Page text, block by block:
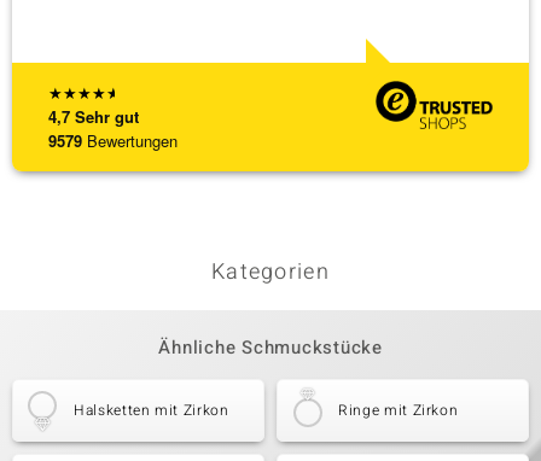
★★★★★
4,7 Sehr gut
9579 Bewertungen
Kategorien
Ähnliche Schmuckstücke
Halsketten mit Zirkon Ringe mit Zirkon